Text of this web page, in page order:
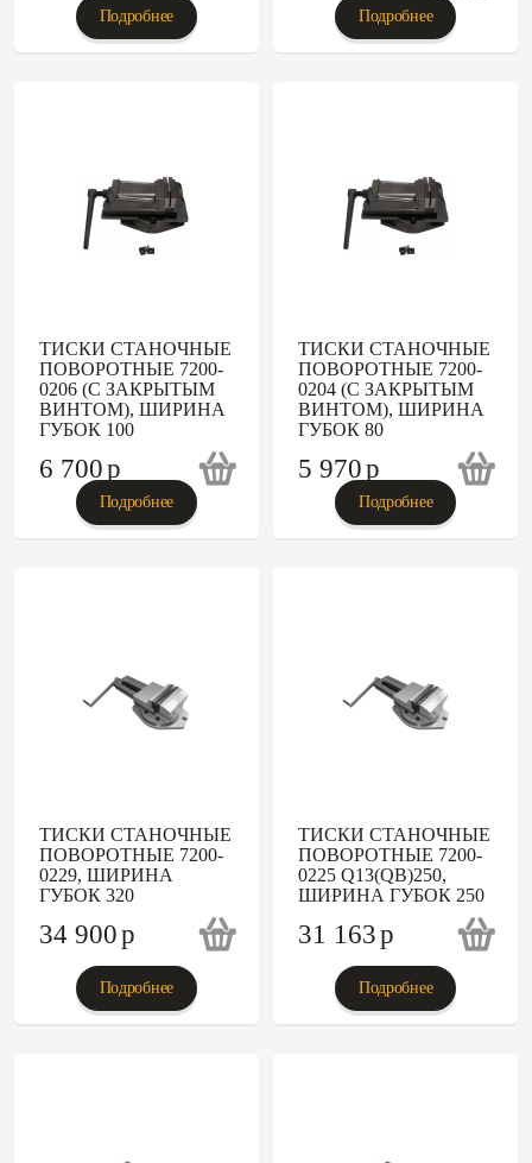
Подробнее Подробнее
ТИСКИ СТАНОЧНЫЕ
ПОВОРОТНЫЕ 7200-
0206 (С ЗАКРЫТЫМ
ВИНТОМ), ШИРИНА
ГУБОК 100
6 700p
Подробнее
ТИСКИ СТАНОЧНЫЕ
ПОВОРОТНЫЕ 7200-
0204 (С ЗАКРЫТЫМ
ВИНТОМ), ШИРИНА
ГУБОК 80
5 970p
Подробнее
ТИСКИ СТАНОЧНЫЕ
ПОВОРОТНЫЕ 7200-
0229, ШИРИНА
ГУБОК 320
34 900p
Подробнее
ТИСКИ СТАНОЧНЫЕ
ПОВОРОТНЫЕ 7200-
0225 Q13(QB)250,
ШИРИНА ГУБОК 250
31 163p
Подробнее